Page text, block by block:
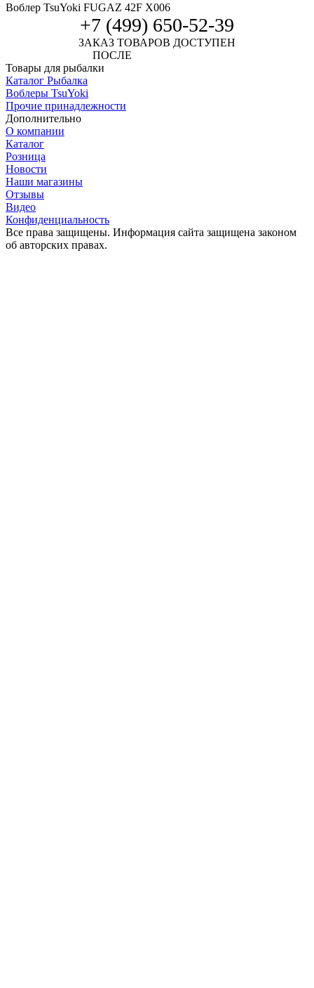
Воблер TsuYoki FUGAZ 42F X006
+7 (499) 650-52-39
ЗАКАЗ ТОВАРОВ ДОСТУПЕН
ПОСЛЕ
Товары для рыбалки
Каталог Рыбалка
Воблеры TsuYoki
Прочие принадлежности
Дополнительно
О компании
Каталог
Розница
Новости
Наши магазины
Отзывы
Видео
Конфиденциальность
Все права защищены. Информация сайта защищена законом
об авторских правах.